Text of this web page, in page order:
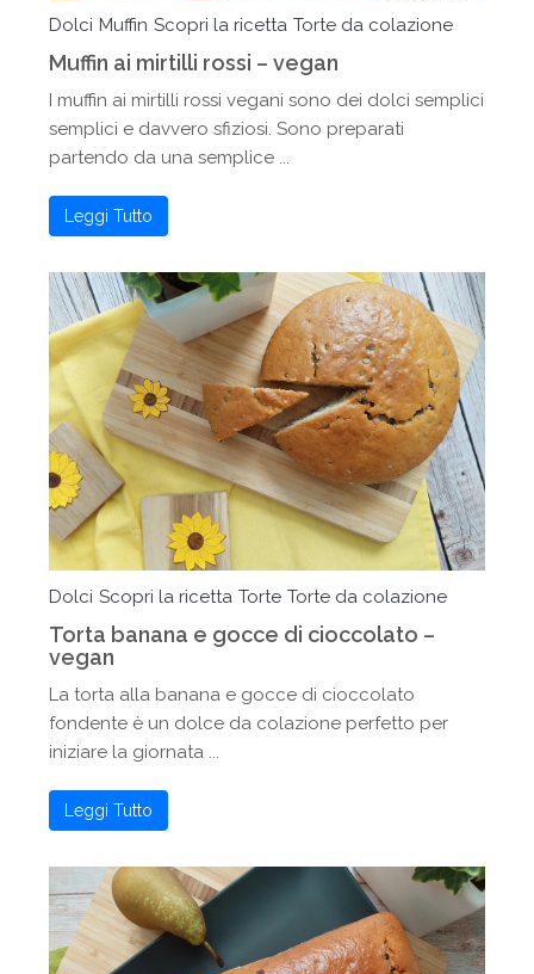
Dolci Muffin Scopri la ricetta Torte da colazione
Muffin ai mirtilli rossi – vegan
I muffin ai mirtilli rossi vegani sono dei dolci semplici
semplici e davvero sfiziosi. Sono preparati
partendo da una semplice ...
Leggi Tutto
Dolci Scopri la ricetta Torte Torte da colazione
Torta banana e gocce di cioccolato –
vegan
La torta alla banana e gocce di cioccolato
fondente è un dolce da colazione perfetto per
iniziare la giornata ...
Leggi Tutto